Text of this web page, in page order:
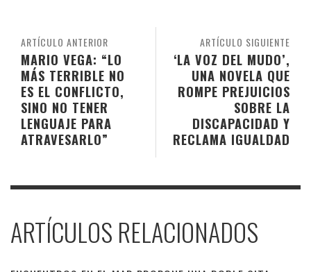
ARTÍCULO SIGUIENTE
‘LA VOZ DEL MUDO’,
UNA NOVELA QUE
ROMPE PREJUICIOS
SOBRE LA
DISCAPACIDAD Y
RECLAMA IGUALDAD
ARTÍCULO ANTERIOR
MARIO VEGA: “LO
MÁS TERRIBLE NO
ES EL CONFLICTO,
SINO NO TENER
LENGUAJE PARA
ATRAVESARLO”
ARTÍCULOS RELACIONADOS